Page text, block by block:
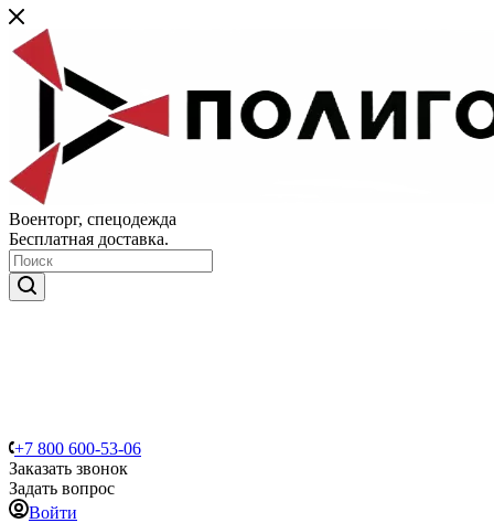
Военторг, спецодежда
Бесплатная доставка.
+7 800 600-53-06
Заказать звонок
Задать вопрос
Войти